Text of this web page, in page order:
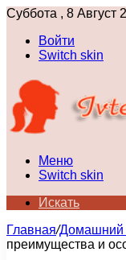
Суббота , 8 Август
Войти
Switch skin
Меню
Switch skin
Искать
Главная/Домашний
преимущества и